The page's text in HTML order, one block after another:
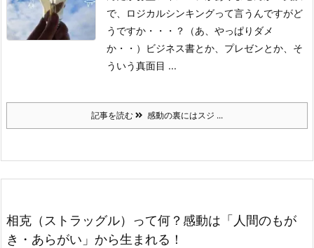
で、ロジカルシンキングって言うんですがど
うですか・・・？（あ、やっぱりダメ
か・・）
ビジネス書とか、プレゼンとか、そ
ういう真面目 ...
記事を読む 感動の裏にはスジ ...
相克（ストラッグル）って何？感動は「人間のもが
き・あらがい」から生まれる！